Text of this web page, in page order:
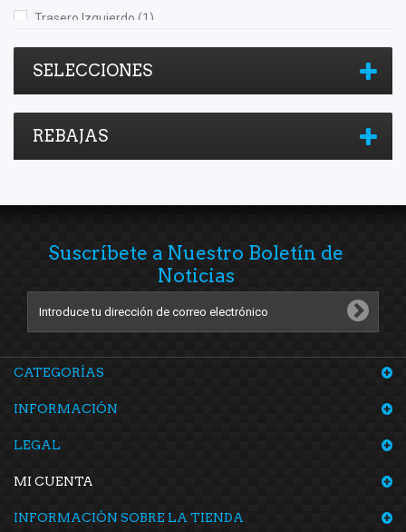
Trasero Izquierdo (1)
SELECCIONES
REBAJAS
Suscríbete a Nuestro Boletín de
Noticias
CATEGORÍAS
INFORMACIÓN
LEGAL
MI CUENTA
INFORMACIÓN SOBRE LA TIENDA